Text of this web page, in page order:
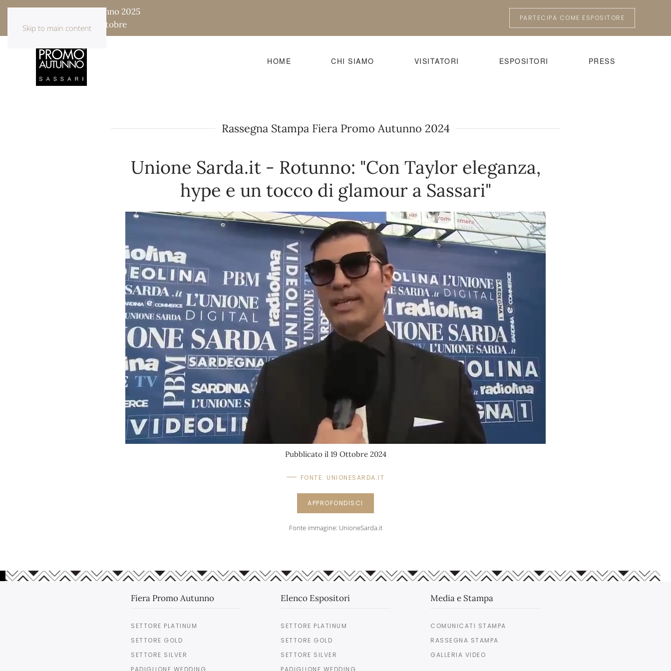
Skip to main content
Fiera Promo Autunno 2025
17 - 18 - 19 - 20 Ottobre
PARTECIPA COME ESPOSITORE
HOME CHI SIAMO VISITATORI ESPOSITORI PRESS
Rassegna Stampa Fiera Promo Autunno 2024
Unione Sarda.it - Rotunno: "Con Taylor eleganza,
hype e un tocco di glamour a Sassari"
Pubblicato il 19 Ottobre 2024
FONTE: UNIONESARDA.IT
APPROFONDISCI
Fonte immagine: UnioneSarda.it
Fiera Promo Autunno
SETTORE PLATINUM
SETTORE GOLD
SETTORE SILVER
PADIGLIONE WEDDING
Elenco Espositori
SETTORE PLATINUM
SETTORE GOLD
SETTORE SILVER
PADIGLIONE WEDDING
Media e Stampa
COMUNICATI STAMPA
RASSEGNA STAMPA
GALLERIA VIDEO